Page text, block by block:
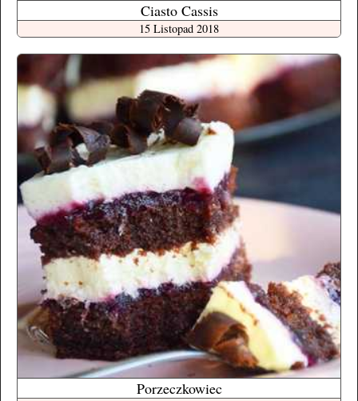
Ciasto Cassis
15 Listopad 2018
Porzeczkowiec